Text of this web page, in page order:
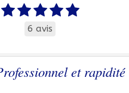
6 avis
et rapidité